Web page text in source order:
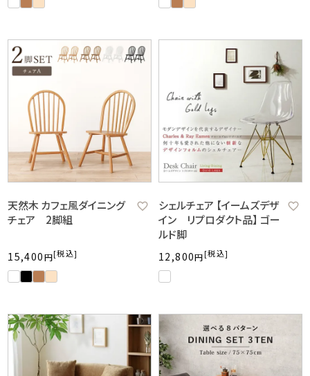
天然木 カフェ風ダイニング
チェア 2脚組
15,400 税込
シェルチェア 【イームズデザ
イン リプロダクト品】 ゴー
ルド脚
12,800 税込